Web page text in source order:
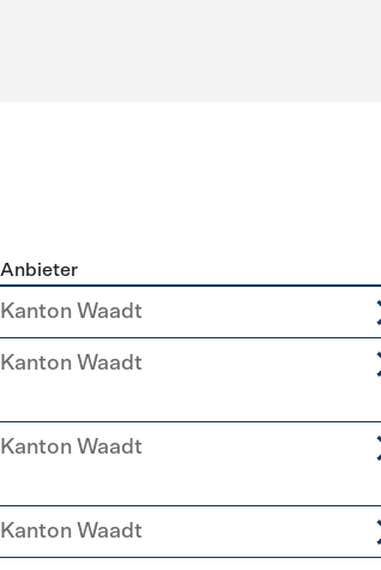
Anbieter
Kanton Waadt
Kanton Waadt
Kanton Waadt
Kanton Waadt